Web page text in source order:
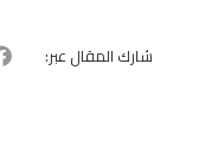
شارك المقال عبر: